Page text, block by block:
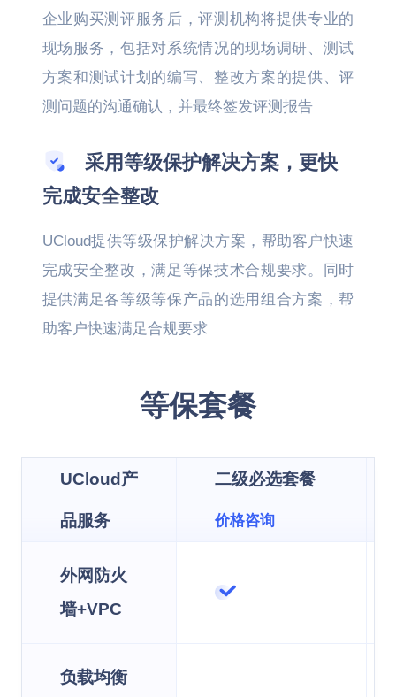
企业购买测评服务后，评测机构将提供专业的
现场服务，包括对系统情况的现场调研、测试
方案和测试计划的编写、整改方案的提供、评
测问题的沟通确认，并最终签发评测报告
采用等级保护解决方案，更快
完成安全整改
UCloud提供等级保护解决方案，帮助客户快速
完成安全整改，满足等保技术合规要求。同时
提供满足各等级等保产品的选用组合方案，帮
助客户快速满足合规要求
等保套餐
UCloud产
品服务
二级必选套餐
价格咨询
外网防火
墙+VPC
负载均衡